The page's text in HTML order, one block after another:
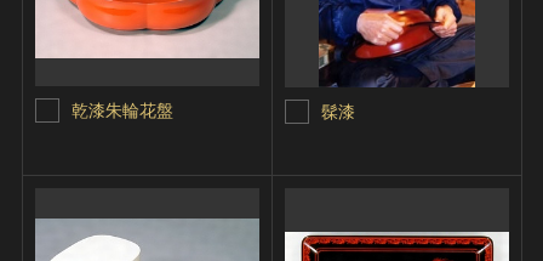
乾漆朱輪花盤 髹漆